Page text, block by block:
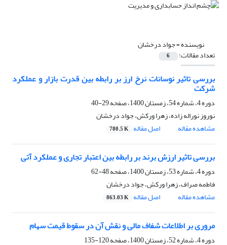
نویسنده =جواد درخشان
تعداد مقالات: 6
بررسی تاثیر نوسانات نرخ ارز بر رابطه بین قدرت بازار و عملکرد
شرکت
دوره 4، شماره 54، زمستان 1400، صفحه
29-40
نوروز نوراله زاده، زهرا ورکش، جواد درخشان
مشاهده مقاله
اصل مقاله 780.5 K
بررسی تاثیر ارزش برند بر رابطه بین اعتبار تجاری و عملکرد آتی
دوره 4، شماره 53، زمستان 1400، صفحه
48-62
فاطمه صراف، زهرا ورکش، جواد درخشان
مشاهده مقاله
اصل مقاله 863.03 K
مروری بر اطلاعات شفاف مالی و نقش آن در سقوط قیمت سهام
دوره 4، شماره 52، زمستان 1400، صفحه
120-135